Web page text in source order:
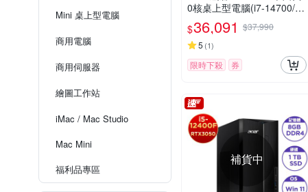
Mini 桌上型電腦
商用電腦
商用伺服器
繪圖工作站
iMac / Mac Studio
Mac Mini
福利品專區
0核桌上型電腦(i7-14700/16
G/1TB SSD/Win11)
$36,091 $37,990
5 (1)
限時下殺 券
補貨中